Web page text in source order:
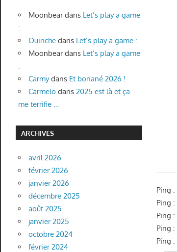
Ping :
Ping :
Ping :
Ping :
Ping :
Moonbeardans Let’s play a game
:
Ouinchedans Let’s play a game :
Moonbeardans Let’s play a game
:
Carmydans Et bonané 2026 !
Carmelo dans 2025 est là et ça
me terrifie …
ARCHIVES
avril 2026
février 2026
janvier 2026
décembre 2025
août 2025
janvier 2025
octobre 2024
février 2024